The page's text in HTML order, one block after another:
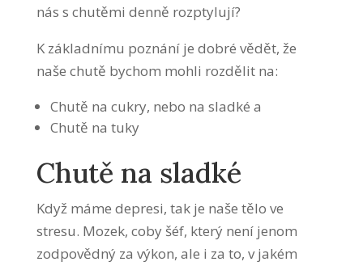
nás s chutěmi denně rozptylují?
K základnímu poznání je dobré vědět, že
naše chutě bychom mohli rozdělit na:
Chutě na cukry, nebo na sladké a
Chutě na tuky
Chutě na sladké
Když máme depresi, tak je naše tělo ve
stresu. Mozek, coby šéf, který není jenom
zodpovědný za výkon, ale i za to, v jakém